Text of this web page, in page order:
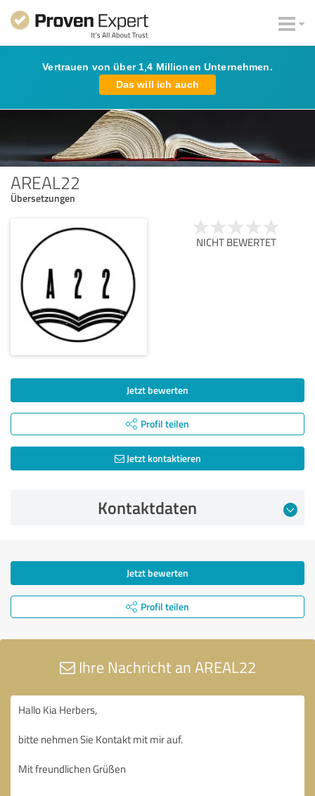
Vertrauen von über 1,4 Millionen Unternehmen.
Das will ich auch
AREAL22
Übersetzungen
NICHT BEWERTET
Jetzt bewerten
Profil teilen
Jetzt kontaktieren
Kontaktdaten
Jetzt bewerten
Profil teilen
Ihre Nachricht an AREAL22